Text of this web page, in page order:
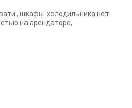
, шкафы. холодильника нет.
на арендаторе,